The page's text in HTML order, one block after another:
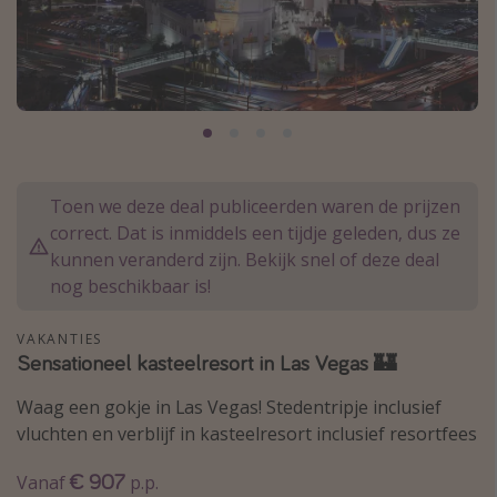
Thailand
Sardinie
Malta
Type vakantie
Weekendje weg
Vroegboeker
Vakantieparken
Toen we deze deal publiceerden waren de prijzen
correct. Dat is inmiddels een tijdje geleden, dus ze
kunnen veranderd zijn. Bekijk snel of deze deal
nog beschikbaar is!
VAKANTIES
Sensationeel kasteelresort in Las Vegas 🏰
Waag een gokje in Las Vegas! Stedentripje inclusief
vluchten en verblijf in kasteelresort inclusief resortfees
Vanaf€ 907 p.p.